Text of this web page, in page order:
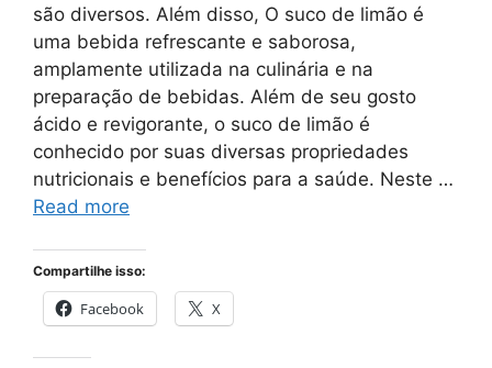
são diversos. Além disso, O suco de limão é
uma bebida refrescante e saborosa,
amplamente utilizada na culinária e na
preparação de bebidas. Além de seu gosto
ácido e revigorante, o suco de limão é
conhecido por suas diversas propriedades
nutricionais e benefícios para a saúde. Neste …
Read more
Compartilhe isso:
Facebook X